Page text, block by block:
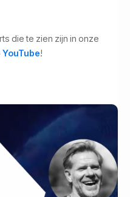
die te zien zijn in onze
YouTube!